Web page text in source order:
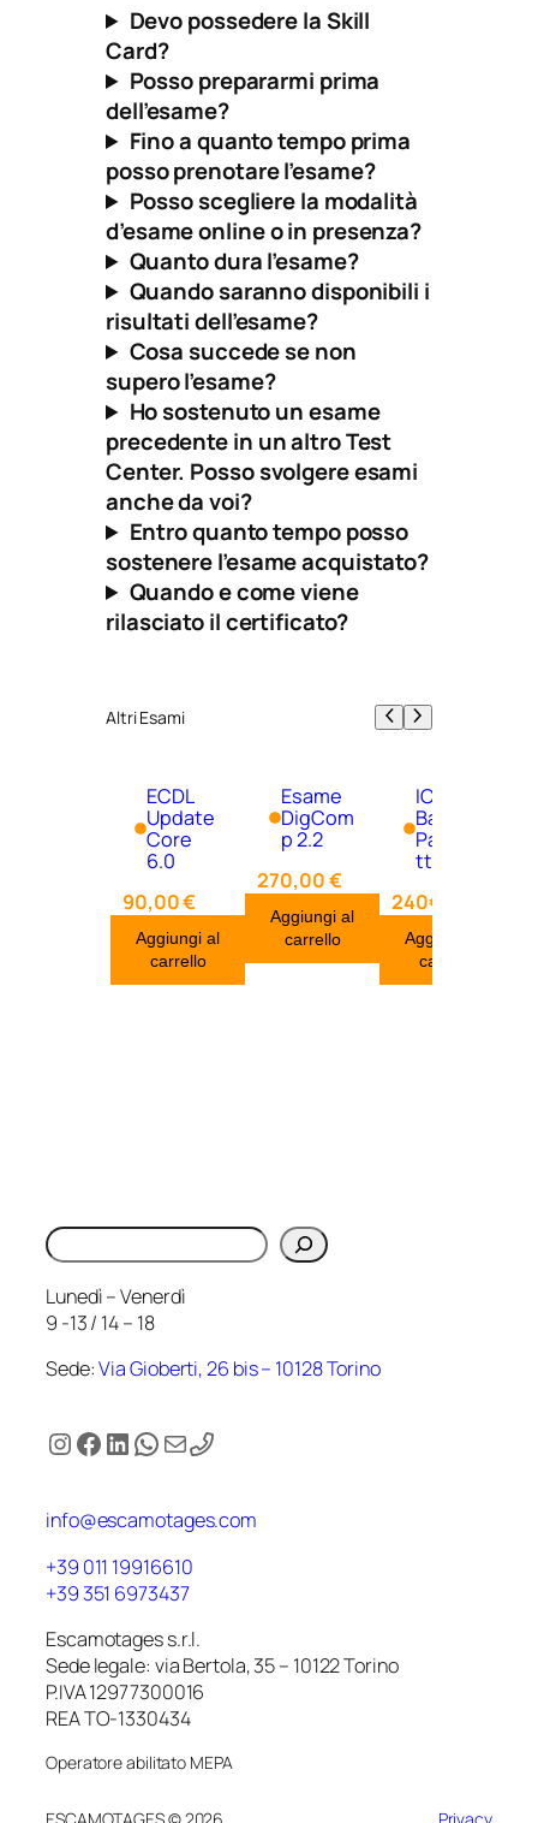
Devo possedere la Skill
Card?
Posso prepararmi prima
dell’esame?
Fino a quanto tempo prima
posso prenotare l’esame?
Posso scegliere la modalità
d’esame online o in presenza?
Quanto dura l’esame?
Quando saranno disponibili i
risultati dell’esame?
Cosa succede se non
supero l’esame?
Ho sostenuto un esame
precedente in un altro Test
Center. Posso svolgere esami
anche da voi?
Entro quanto tempo posso
sostenere l’esame acquistato?
Quando e come viene
rilasciato il certificato?
Altri Esami
ECDL
Update
Core
6.0
90,00€
Aggiungi al
carrello
Esame
DigCom
p 2.2
270,00€
Aggiungi al
carrello
ICDL
Base –
Pacche
tto
240€
Aggiungi al
carrello
Cerca
Lunedì – Venerdì
9 -13 / 14 – 18
Sede:Via Gioberti, 26 bis – 10128 Torino
Instagram
Facebook
LinkedIn
WhatsApp
Email
info@escamotages.com
+39 011 19916610
+39 351 6973437
Escamotages s.r.l.
Sede legale: via Bertola, 35 – 10122 Torino
P.IVA 12977300016
REA TO-1330434
Operatore abilitato MEPA